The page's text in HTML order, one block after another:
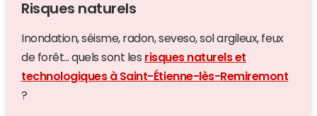
Risques naturels
Inondation, séisme, radon, seveso, sol argileux, feux
de forêt... quels sont les risques naturels et
technologiques à Saint-Étienne-lès-Remiremont
?